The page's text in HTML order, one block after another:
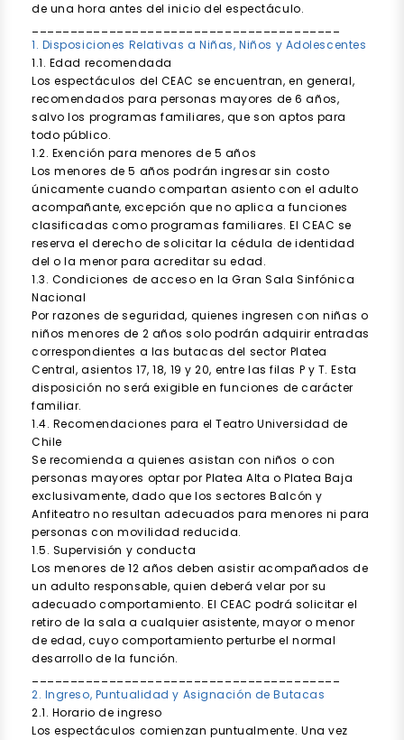
de una hora antes del inicio del espectáculo.
1. Disposiciones Relativas a Niñas, Niños y Adolescentes
1.1. Edad recomendada
Los espectáculos del CEAC se encuentran, en general,
recomendados para personas mayores de 6 años,
salvo los programas familiares, que son aptos para
todo público.
1.2. Exención para menores de 5 años
Los menores de 5 años podrán ingresar sin costo
únicamente cuando compartan asiento con el adulto
acompañante, excepción que no aplica a funciones
clasificadas como programas familiares. El CEAC se
reserva el derecho de solicitar la cédula de identidad
del o la menor para acreditar su edad.
1.3. Condiciones de acceso en la Gran Sala Sinfónica
Nacional
Por razones de seguridad, quienes ingresen con niñas o
niños menores de 2 años solo podrán adquirir entradas
correspondientes a las butacas del sector Platea
Central, asientos 17, 18, 19 y 20, entre las filas P y T. Esta
disposición no será exigible en funciones de carácter
familiar.
1.4. Recomendaciones para el Teatro Universidad de
Chile
Se recomienda a quienes asistan con niños o con
personas mayores optar por Platea Alta o Platea Baja
exclusivamente, dado que los sectores Balcón y
Anfiteatro no resultan adecuados para menores ni para
personas con movilidad reducida.
1.5. Supervisión y conducta
Los menores de 12 años deben asistir acompañados de
un adulto responsable, quien deberá velar por su
adecuado comportamiento. El CEAC podrá solicitar el
retiro de la sala a cualquier asistente, mayor o menor
de edad, cuyo comportamiento perturbe el normal
desarrollo de la función.
2. Ingreso, Puntualidad y Asignación de Butacas
2.1. Horario de ingreso
Los espectáculos comienzan puntualmente. Una vez